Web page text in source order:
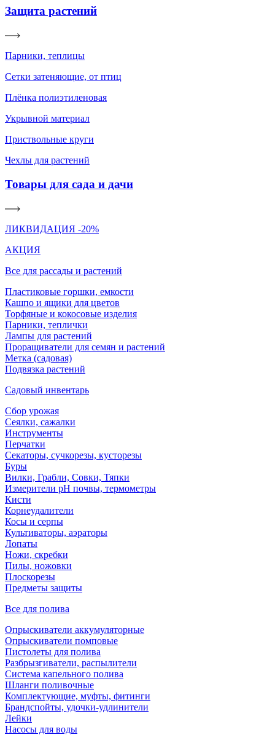
Защита растений
Парники, теплицы
Сетки затеняющие, от птиц
Плёнка полиэтиленовая
Укрывной материал
Приствольные круги
Чехлы для растений
Товары для сада и дачи
ЛИКВИДАЦИЯ -20%
АКЦИЯ
Все для рассады и растений
Пластиковые горшки, емкости
Кашпо и ящики для цветов
Торфяные и кокосовые изделия
Парники, теплички
Лампы для растений
Проращиватели для семян и растений
Метка (садовая)
Подвязка растений
Садовый инвентарь
Сбор урожая
Сеялки, сажалки
Инструменты
Перчатки
Секаторы, сучкорезы, кусторезы
Буры
Вилки, Грабли, Совки, Тяпки
Измерители pH почвы, термометры
Кисти
Корнеудалители
Косы и серпы
Культиваторы, аэраторы
Лопаты
Ножи, скребки
Пилы, ножовки
Плоскорезы
Предметы защиты
Все для полива
Опрыскиватели аккумуляторные
Опрыскиватели помповые
Пистолеты для полива
Разбрызгиватели, распылители
Система капельного полива
Шланги поливочные
Комплектующие, муфты, фитинги
Брандспойты, удочки-удлинители
Лейки
Насосы для воды